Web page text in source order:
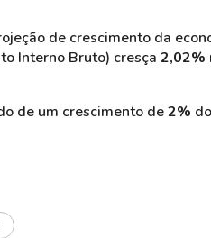
de crescimento da
Interno Bruto) cresça 2,02%
de um crescimento de2%